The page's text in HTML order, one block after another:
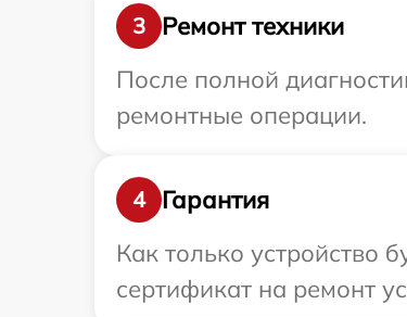
3
Ремонт техники
После полной
ремонтные операции.
4
Гарантия
Как только устройство
сертификат на ремонт